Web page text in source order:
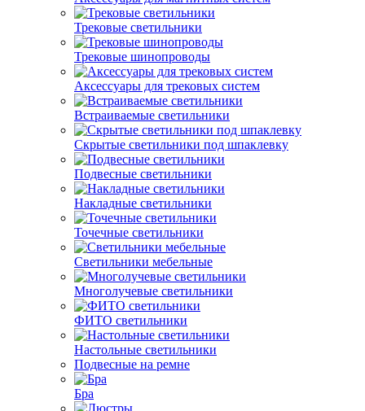
Трековые светильники
Трековые шинопроводы
Аксессуары для трековых систем
Встраиваемые светильники
Скрытые светильники под шпаклевку
Подвесные светильники
Накладные светильники
Точечные светильники
Светильники мебельные
Многолучевые светильники
ФИТО светильники
Настольные светильники
Подвесные на ремне
Бра